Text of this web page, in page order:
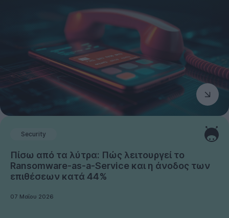
Security
Πίσω από τα λύτρα: Πώς λειτουργεί το
Ransomware-as-a-Service και η άνοδος των
επιθέσεων κατά 44%
07 Μαΐου 2026